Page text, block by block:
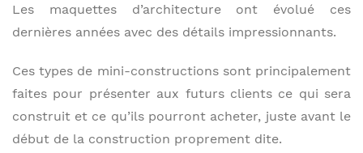
Les maquettes d’architecture ont évolué ces
dernières années avec des détails impressionnants.
Ces types de mini-constructions sont principalement
faites pour présenter aux futurs clients ce qui sera
construit et ce qu’ils pourront acheter, juste avant le
début de la construction proprement dite.